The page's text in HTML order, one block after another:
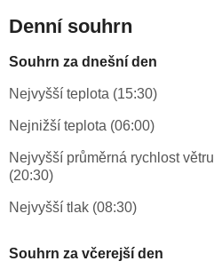
Denní souhrn
Souhrn za dnešní den
Nejvyšší teplota (15:30)
Nejnižší teplota (06:00)
Nejvyšší průměrná rychlost větru
(20:30)
Nejvyšší tlak (08:30)
Souhrn za včerejší den